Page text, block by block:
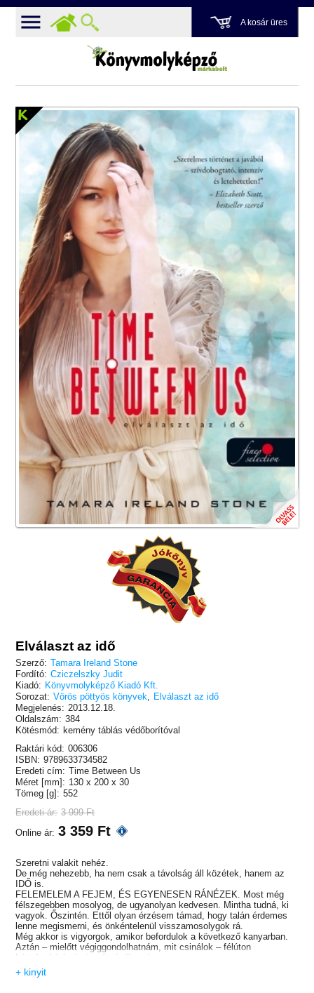
A kosár üres
Elválaszt az idő
Szerző: Tamara Ireland Stone
Fordító: Cziczelszky Judit
Kiadó: Könyvmolyképző Kiadó Kft.
Sorozat: Vörös pöttyös könyvek, Elválaszt az idő
Megjelenés: 2013.12.18.
Oldalszám: 384
Kötésmód: kemény táblás védőborítóval
Raktári kód: 006306
ISBN: 9789633734582
Eredeti cím: Time Between Us
Méret [mm]: 130 x 200 x 30
Tömeg [g]: 552
Eredeti ár: 3 999 Ft
Online ár: 3 359 Ft
Szeretni valakit nehéz.
De még nehezebb, ha nem csak a távolság áll közétek, hanem az
IDŐ is.
FELEMELEM A FEJEM, ÉS EGYENESEN RÁNÉZEK. Most még
félszegebben mosolyog, de ugyanolyan kedvesen. Mintha tudná, ki
vagyok. Őszintén. Ettől olyan érzésem támad, hogy talán érdemes
lenne megismerni, és önkéntelenül visszamosolygok rá.
Még akkor is vigyorgok, amikor befordulok a következő kanyarban.
Aztán – mielőtt végiggondolhatnám, mit csinálok – félúton
hátrafordulok, és ismét rápillantok.
Eltűnt.
Megpördülök, és a futópályát pásztázom a tekintetemmel. Aztán a
+ kinyit